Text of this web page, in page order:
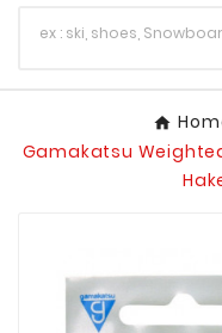
Gamakatsu